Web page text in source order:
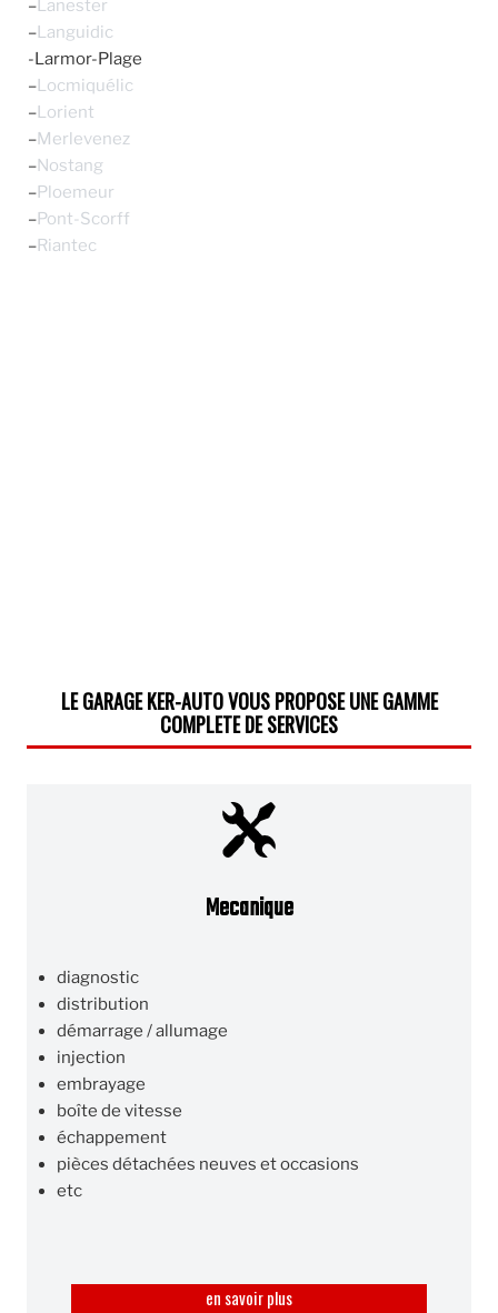
– Lanester
–Languidic
-Larmor-Plage
–Locmiquélic
–Lorient
–Merlevenez
–Nostang
–Ploemeur
–Pont-Scorff
–Riantec
LE GARAGE KER-AUTO VOUS PROPOSE UNE GAMME
COMPLETE DE SERVICES
Mecanique
diagnostic
distribution
démarrage / allumage
injection
embrayage
boîte de vitesse
échappement
pièces détachées neuves et occasions
etc
en savoir plus